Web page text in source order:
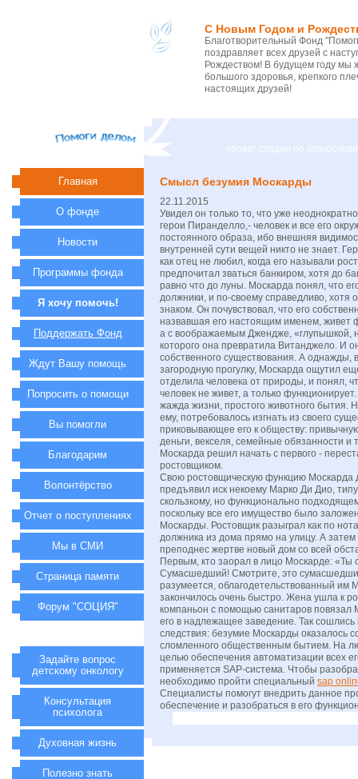
С Новым Годом и
Благотворительный Фонд
поздравляет всех друзей с
Рождеством! В будущем году
большого здоровья, крепкого
настоящих друзей!
проект создан по
Смысл безумия Москарды
22.11.2015
Увидел он только то, что уже
герои Пиранделло,- человек и все его
постоянного образа, ибо внешняя
внутренней сути вещей никто не знает.
как отец не любил, когда его называли
предпочитал зваться банкиром, хотя до
равно что до луны. Москарда понял, что
должники, и по-своему справедливо, хотя
знаком. Он почувствовал, что его
назвавшая его настоящим именем, живет
а с воображаемым Джендже, «глупышкой,
которого она превратила Витанджело. И
собственного существования. А однажды,
загородную прогулку, Москарда ощутил
отделила человека от природы, и понял,
человек не живет, а только
жажда жизни, простого животного бытия.
ему, потребовалось изгнать из своего
приковывающее его к обществу:
деньги, векселя, семейные обязанности и
Москарда решил начать с первого -
ростовщиком.
Свою ростовщическую функцию Москарда
предъявил иск некоему Марко Ди Дио,
скользкому, но функционально
поскольку все его имущество было
Москарды. Ростовщик разыграл как по
должника из дома прямо на улицу. А
преподнес жертве новый дом со всей
Первым, кто заорал в лицо Москарде:
Сумасшедший! Смотрите, это
разумеется, облагодетельствованный им
закончилось очень быстро. Жена ушла к
компаньон с помощью санитаров повязал
его в надлежащее заведение. Так
следствия: безумие Москарды оказалось
сломленного общественным бытием. На
целью обеспечения автоматизации всех
применяется SAP-система. Чтобы
необходимо пройти специальный sap
Специалисты помогут внедрить данное
обеспечение и разобраться в его
Главная
О фонде
Новости
Программы фонда
Я хочу помочь!
Поддержать Фонд
Ждут Вашу помощь
Попросить о помощи
Вы помогли
Благодарим
Волонтёрство
Отчет о поступлениях
Мы в СМИ
Страница памяти
Форум "СОЦИЯ"
Задайте вопрос
детскому онкологу
Консультация
психолога
Духовная жизнь
Полезно знать